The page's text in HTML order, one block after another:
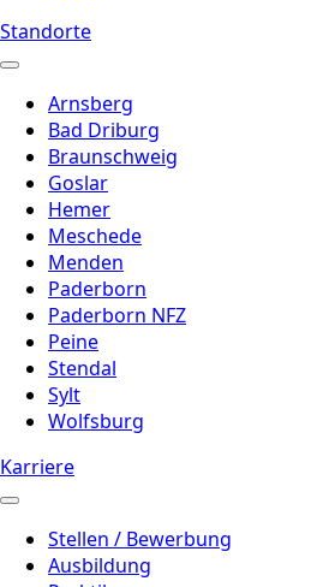
Standorte
Arnsberg
Bad Driburg
Braunschweig
Goslar
Hemer
Meschede
Menden
Paderborn
Paderborn NFZ
Peine
Stendal
Sylt
Wolfsburg
Karriere
Stellen / Bewerbung
Ausbildung